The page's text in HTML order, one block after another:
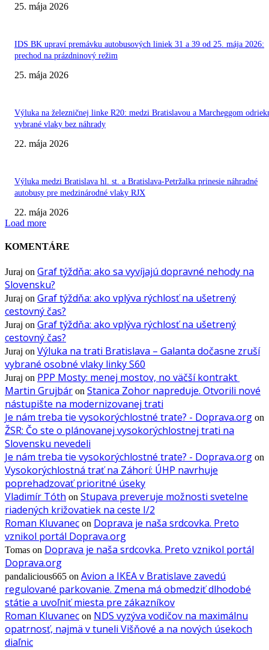
25. mája 2026
IDS BK upraví premávku autobusových liniek 31 a 39 od 25. mája 2026:
prechod na prázdninový režim
25. mája 2026
Výluka na železničnej linke R20: medzi Bratislavou a Marcheggom
vybrané vlaky bez náhrady
22. mája 2026
Výluka medzi Bratislava hl. st. a Bratislava-Petržalka prinesie náhradné
autobusy pre medzinárodné vlaky RJX
22. mája 2026
Load more
KOMENTÁRE
Juraj on Graf týždňa: ako sa vyvíjajú dopravné nehody na
Slovensku?
Juraj on Graf týždňa: ako vplýva rýchlosť na ušetrený
cestovný čas?
Juraj on Graf týždňa: ako vplýva rýchlosť na ušetrený
cestovný čas?
Juraj on Výluka na trati Bratislava – Galanta dočasne zruší
vybrané osobné vlaky linky S60
Juraj on PPP Mosty: menej mostov, no väčší kontrakt
Martin Grujbár on Stanica Zohor napreduje. Otvorili nové
nástupište na modernizovanej trati
Je nám treba tie vysokorýchlostné trate? - Doprava.org on
ŽSR: Čo ste o plánovanej vysokorýchlostnej trati na
Slovensku nevedeli
Je nám treba tie vysokorýchlostné trate? - Doprava.org on
Vysokorýchlostná trať na Záhorí: ÚHP navrhuje
poprehadzovať prioritné úseky
Vladimír Tóth on Stupava preveruje možnosti svetelne
riadených križovatiek na ceste I/2
Roman Kluvanec on Doprava je naša srdcovka. Preto
vznikol portál Doprava.org
Tomas on Doprava je naša srdcovka. Preto vznikol portál
Doprava.org
pandalicious665 on Avion a IKEA v Bratislave zavedú
regulované parkovanie. Zmena má obmedziť dlhodobé
státie a uvoľniť miesta pre zákazníkov
Roman Kluvanec on NDS vyzýva vodičov na maximálnu
opatrnosť, najmä v tuneli Višňové a na nových úsekoch
diaľnic